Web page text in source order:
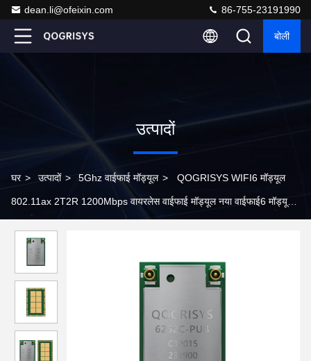
dean.li@ofeixin.com 86-755-23191990
बोली
उत्पादों
घर > उत्पादों > 5Ghz वाईफाई मॉड्यूल > QOGRISYS WIFI6 मॉड्यूल
802.11ax 2T2R 1200Mbps वायरलेस वाईफाई मॉड्यूल नया वाईफाई6 मॉड्यूल